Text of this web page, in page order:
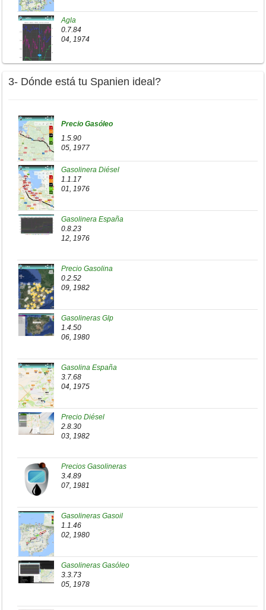
Agla
0.7.84
04, 1974
3- Dónde está tu Spanien ideal?
Precio Gasóleo
1.5.90
05, 1977
Gasolinera Diésel
1.1.17
01, 1976
Gasolinera España
0.8.23
12, 1976
Precio Gasolina
0.2.52
09, 1982
Gasolineras Glp
1.4.50
06, 1980
Gasolina España
3.7.68
04, 1975
Precio Diésel
2.8.30
03, 1982
Precios Gasolineras
3.4.89
07, 1981
Gasolineras Gasoil
1.1.46
02, 1980
Gasolineras Gasóleo
3.3.73
05, 1978